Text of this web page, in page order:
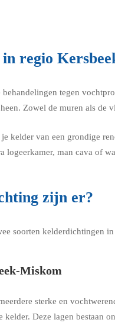
regio
behandelingen tegen
Zowel de muren als
kelder van een grondige
logeerkamer, man cava of
zijn er?
soorten kelderdichtingen
Miskom
sterke en
Deze lagen bestaan